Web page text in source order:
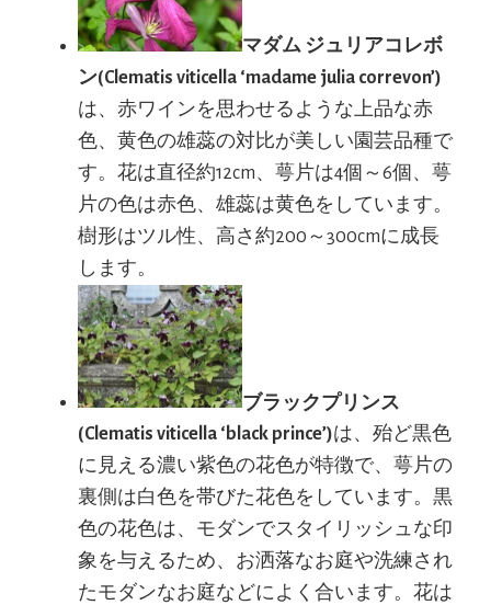
マダム ジュリアコレボ
ン(Clematis viticella ‘madame julia correvon’)
は、赤ワインを思わせるような上品な赤
色、黄色の雄蕊の対比が美しい園芸品種で
す。花は直径約12cm、萼片は4個～6個、萼
片の色は赤色、雄蕊は黄色をしています。
樹形はツル性、高さ約200～300cmに成長
します。
ブラックプリンス
(Clematis viticella ‘black prince’)は、殆ど黒色
に見える濃い紫色の花色が特徴で、萼片の
裏側は白色を帯びた花色をしています。黒
色の花色は、モダンでスタイリッシュな印
象を与えるため、お洒落なお庭や洗練され
たモダンなお庭などによく合います。花は